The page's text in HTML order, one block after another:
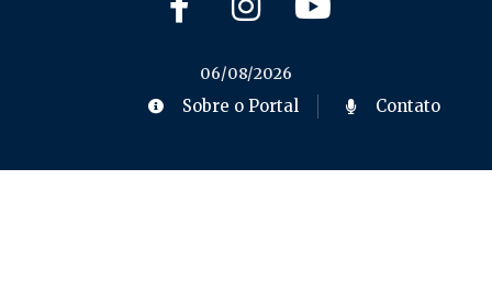
06/08/2026
Sobre o Portal Contato